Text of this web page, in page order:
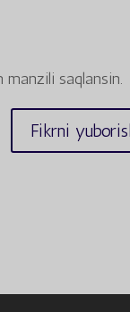
saqlansin.